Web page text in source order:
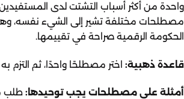
واحدة من أكثر أسباب التشتت لدى
مصطلحات مختلفة تشير إلى الشيء نفسه،
الحكومة الرقمية صراحة في تقييمها.
قاعدة ذهبية: اختر مصطلحًا واحدًا، ثم التزم
أمثلة على مصطلحات يجب توحيدها: طلب